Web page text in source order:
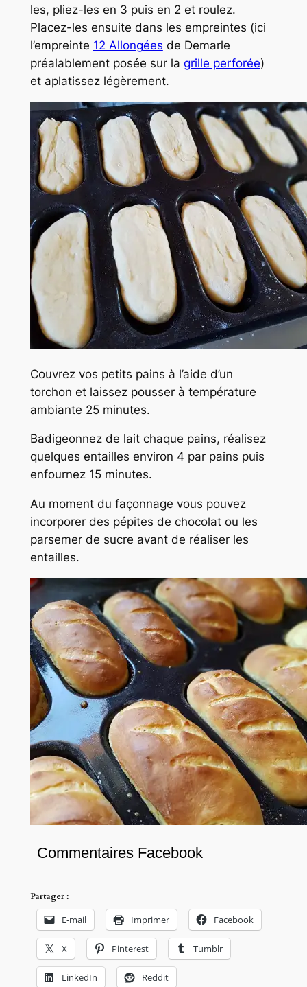
les, pliez-les en 3 puis en 2 et roulez.
Placez-les ensuite dans les empreintes (ici
l’empreinte 12 Allongées de Demarle
préalablement posée sur la grille perforée)
et aplatissez légèrement.
Couvrez vos petits pains à l’aide d’un
torchon et laissez pousser à température
ambiante 25 minutes.
Badigeonnez de lait chaque pains, réalisez
quelques entailles environ 4 par pains puis
enfournez 15 minutes.
Au moment du façonnage vous pouvez
incorporer des pépites de chocolat ou les
parsemer de sucre avant de réaliser les
entailles.
Commentaires Facebook
Partager :
E-mail Imprimer Facebook
X Pinterest Tumblr
LinkedIn Reddit